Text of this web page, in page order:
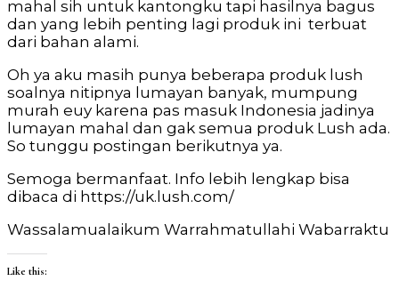
mahal sih untuk kantongku tapi hasilnya bagus
dan yang lebih penting lagi produk ini terbuat
dari bahan alami.
Oh ya aku masih punya beberapa produk lush
soalnya nitipnya lumayan banyak, mumpung
murah euy karena pas masuk Indonesia jadinya
lumayan mahal dan gak semua produk Lush ada.
So tunggu postingan berikutnya ya.
Semoga bermanfaat. Info lebih lengkap bisa
dibaca di https://uk.lush.com/
Wassalamualaikum Warrahmatullahi Wabarraktu
Like this: